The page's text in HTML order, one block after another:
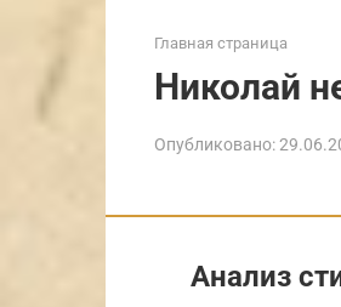
Главная страница
Николай
Опубликовано:
Анализ